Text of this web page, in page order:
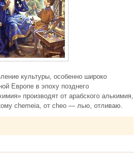
культуры, особенно широко
Европе в эпоху позднего
производят от арабского алькимия,
chemeia, от cheo — лью, отливаю.